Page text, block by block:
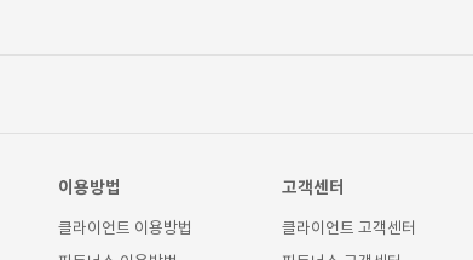
이용방법
클라이언트 이용방법
고객센터
클라이언트 고객센터